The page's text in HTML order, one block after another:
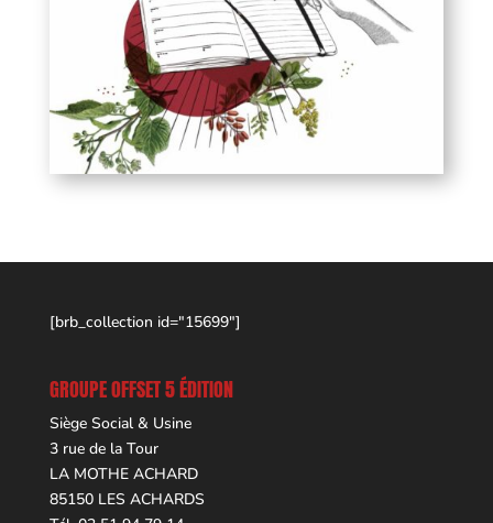
[brb_collection id="15699"]
GROUPE OFFSET 5 ÉDITION
Siège Social & Usine
3 rue de la Tour
LA MOTHE ACHARD
85150 LES ACHARDS